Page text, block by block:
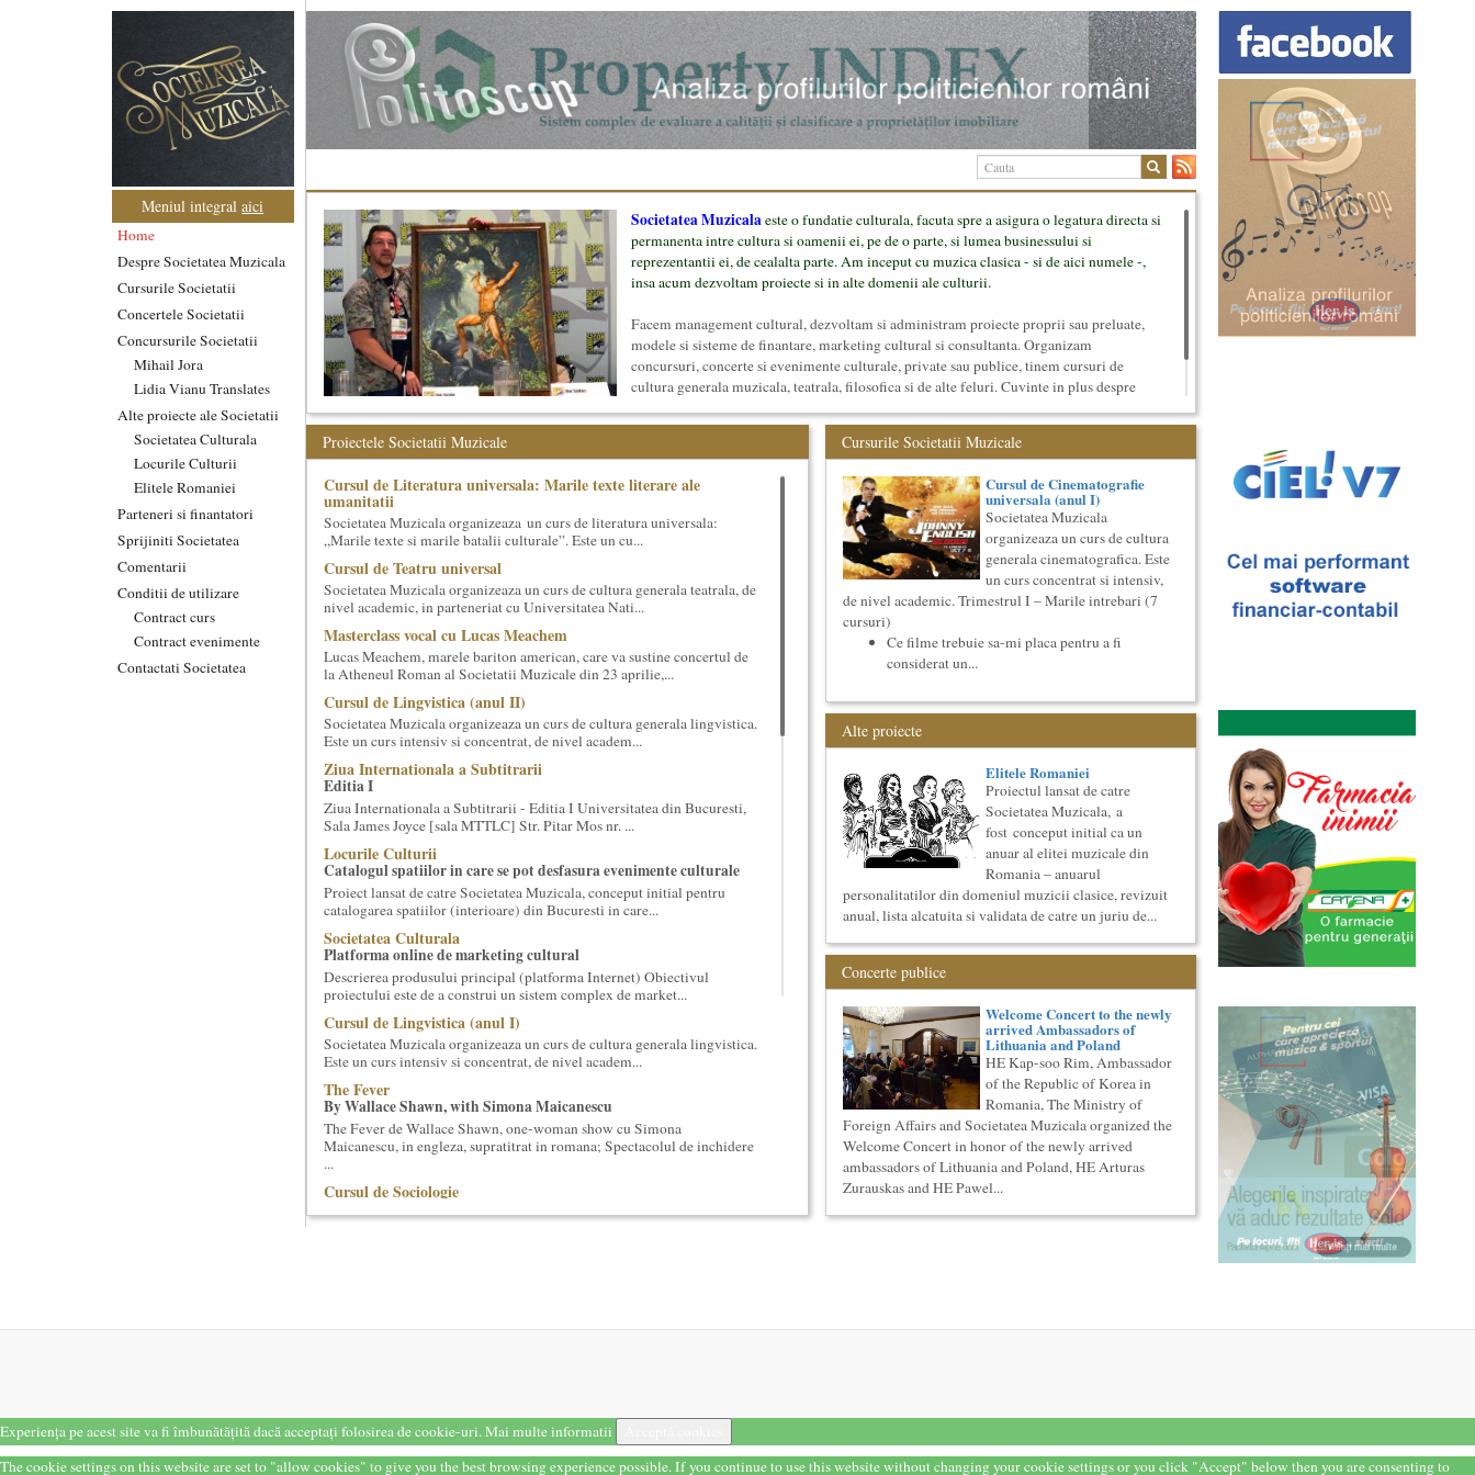
Meniul integralaici
Home
Despre Societatea Muzicala
Cursurile Societatii
Concertele Societatii
Concursurile Societatii
Mihail Jora
Lidia Vianu Translates
Alte proiecte ale Societatii
Societatea Culturala
Locurile Culturii
Elitele Romaniei
Parteneri si finantatori
Sprijiniti Societatea
Comentarii
Conditii de utilizare
Contract curs
Contract evenimente
Contactati Societatea
Societatea Muzicalaeste o fundatie culturala, facuta spre a asigura o legatura directa si
permanenta intre cultura si oamenii ei, pe de o parte, si lumea businessului si
reprezentantii ei, de cealalta parte. Am inceput cu muzica clasica - si de aici numele -,
insa acum dezvoltam proiecte si in alte domenii ale culturii.
Facem management cultural, dezvoltam si administram proiecte proprii sau preluate,
modele si sisteme de finantare, marketing cultural si consultanta. Organizam
concursuri, concerte si evenimente culturale, private sau publice, tinem cursuri de
cultura generala muzicala, teatrala, filosofica si de alte feluri. Cuvinte in plus despre
mai jos.
Proiectele Societatii Muzicale
Cursul de Literatura universala: Marile texte literare ale
umanitatii
Societatea Muzicala organizeaza un curs de literatura universala:
„Marile texte si marile batalii culturale”. Este un cu...
Cursul de Teatru universal
Societatea Muzicala organizeaza un curs de cultura generala teatrala, de
nivel academic, in parteneriat cu Universitatea Nati...
Masterclass vocal cu Lucas Meachem
Lucas Meachem, marele bariton american, care va sustine concertul de
la Atheneul Roman al Societatii Muzicale din 23 aprilie,...
Cursul de Lingvistica (anul II)
Societatea Muzicala organizeaza un curs de cultura generala lingvistica.
Este un curs intensiv si concentrat, de nivel academ...
Ziua Internationala a Subtitrarii
Editia I
Ziua Internationala a Subtitrarii - Editia I Universitatea din Bucuresti,
Sala James Joyce [sala MTTLC] Str. Pitar Mos nr. ...
Locurile Culturii
Catalogul spatiilor in care se pot desfasura evenimente culturale
Proiect lansat de catre Societatea Muzicala, conceput initial pentru
catalogarea spatiilor (interioare) din Bucuresti in care...
Societatea Culturala
Platforma online de marketing cultural
Descrierea produsului principal (platforma Internet) Obiectivul
proiectului este de a construi un sistem complex de market...
Cursul de Lingvistica (anul I)
Societatea Muzicala organizeaza un curs de cultura generala lingvistica.
Este un curs intensiv si concentrat, de nivel academ...
The Fever
By Wallace Shawn, with Simona Maicanescu
The Fever de Wallace Shawn, one-woman show cu Simona
Maicanescu, in engleza, supratitrat in romana; Spectacolul de inchidere
...
Cursul de Sociologie
Societatea Muzicala organizeaza un curs de Sociologie, in parteneriat
Lucas Meachem, marele bariton american, revenit in Romania pentru a
lua parte la editia a III-a a concertului The Metropolita...
Cursurile Societatii Muzicale
Cursul de Cinematografie
universala (anul I)
Societatea Muzicala
organizeaza un curs de cultura
generala cinematografica. Este
un curs concentrat si intensiv,
de nivel academic. Trimestrul I – Marile intrebari (7
cursuri)
Ce filme trebuie sa-mi placa pentru a fi
considerat un...
Alte proiecte
Elitele Romaniei
Proiectul lansat de catre
Societatea Muzicala, a
fost conceput initial ca un
anuar al elitei muzicale din
Romania – anuarul
personalitatilor din domeniul muzicii clasice, revizuit
anual, lista alcatuita si validata de catre un juriu de...
Concerte publice
Welcome Concert to the newly
arrived Ambassadors of
Lithuania and Poland
HE Kap-soo Rim, Ambassador
of the Republic of Korea in
Romania, The Ministry of
Foreign Affairs and Societatea Muzicala organized the
Welcome Concert in honor of the newly arrived
ambassadors of Lithuania and Poland, HE Arturas
Zurauskas and HE Pawel...
Experiența pe acest site va fi îmbunătățită dacă acceptați folosirea de cookie-uri.Mai multe informatii
The cookie settings on this website are set to "allow cookies" to give you the best browsing experience possible. If you continue to use this website without changing your cookie settings or you click "Accept" below then you are consenting to